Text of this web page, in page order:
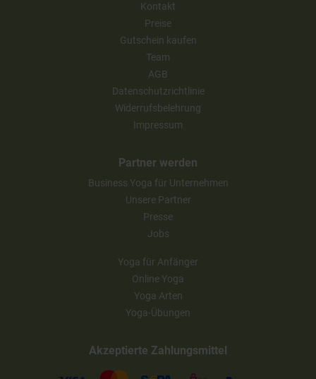
Kontakt
Preise
Gutschein kaufen
Team
AGB
Datenschutzrichtlinie
Widerrufsbelehrung
Impressum
Partner werden
Business Yoga für Unternehmen
Unsere Partner
Presse
Jobs
Yoga für Anfänger
Online Yoga
Yoga Arten
Yoga-Übungen
Akzeptierte Zahlungsmittel